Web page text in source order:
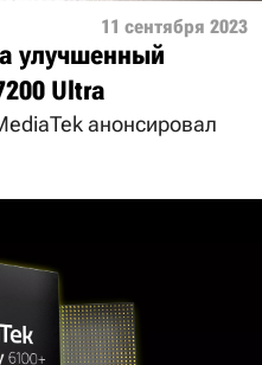
11 сентября 2023
улучшенный
Ultra
анонсировал